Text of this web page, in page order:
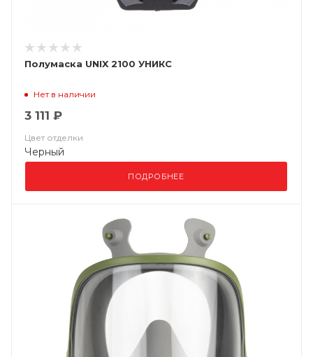
Полумаска UNIX 2100 УНИКС
Нет в наличии
3 111 ₽
Цвет отделки
Черный
ПОДРОБНЕЕ